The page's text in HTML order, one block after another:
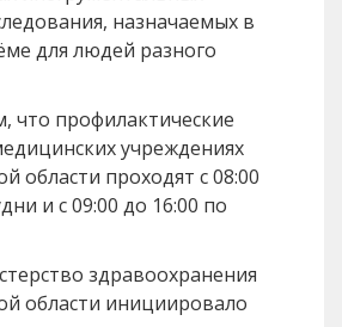
назначаемых в
для людей разного
что профилактические
учреждениях
области проходят с 08:00
и с 09:00 до 16:00 по
здравоохранения
области инициировало